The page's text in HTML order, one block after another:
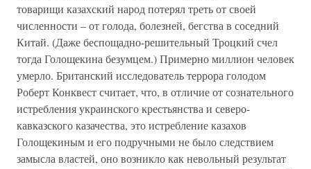
товарищи казахский народ потерял треть от своей
численности – от голода, болезней, бегства в соседний
Китай. (Даже беспощадно-решительный Троцкий счел
тогда Голощекина безумцем.) Примерно миллион человек
умерло. Британский исследователь террора голодом
Роберт Конквест считает, что, в отличие от сознательного
истребления украинского крестьянства и северо-
кавказского казачества, это истребление казахов
Голощекиным и его подручными не было следствием
замысла властей, оно возникло как невольный результат